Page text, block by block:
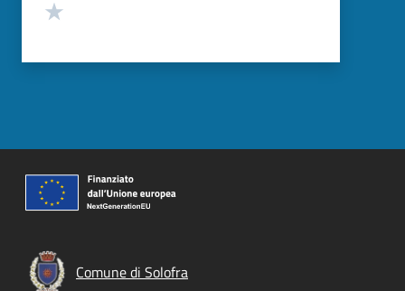
Comune di Solofra